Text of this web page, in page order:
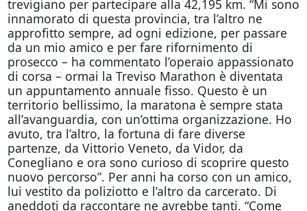
trevigiano per partecipare alla 42,195 km. “Mi sono
innamorato di questa provincia, tra l’altro ne
approfitto sempre, ad ogni edizione, per passare
da un mio amico e per fare rifornimento di
prosecco – ha commentato l’operaio appassionato
di corsa – ormai la Treviso Marathon è diventata
un appuntamento annuale fisso. Questo è un
territorio bellissimo, la maratona è sempre stata
all’avanguardia, con un’ottima organizzazione. Ho
avuto, tra l’altro, la fortuna di fare diverse
partenze, da Vittorio Veneto, da Vidor, da
Conegliano e ora sono curioso di scoprire questo
nuovo percorso”. Per anni ha corso con un amico,
lui vestito da poliziotto e l’altro da carcerato. Di
aneddoti da raccontare ne avrebbe tanti. “Come